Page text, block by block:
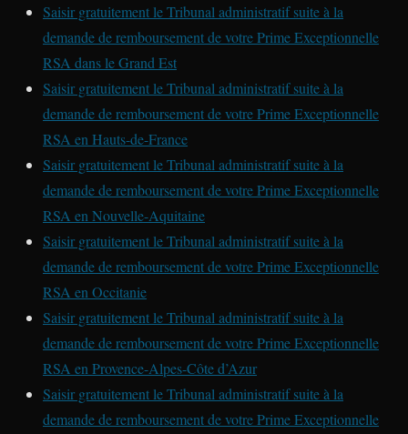
Saisir gratuitement le Tribunal administratif suite à la
demande de remboursement de votre Prime Exceptionnelle
RSA dans le Grand Est
Saisir gratuitement le Tribunal administratif suite à la
demande de remboursement de votre Prime Exceptionnelle
RSA en Hauts-de-France
Saisir gratuitement le Tribunal administratif suite à la
demande de remboursement de votre Prime Exceptionnelle
RSA en Nouvelle-Aquitaine
Saisir gratuitement le Tribunal administratif suite à la
demande de remboursement de votre Prime Exceptionnelle
RSA en Occitanie
Saisir gratuitement le Tribunal administratif suite à la
demande de remboursement de votre Prime Exceptionnelle
RSA en Provence-Alpes-Côte d’Azur
Saisir gratuitement le Tribunal administratif suite à la
demande de remboursement de votre Prime Exceptionnelle